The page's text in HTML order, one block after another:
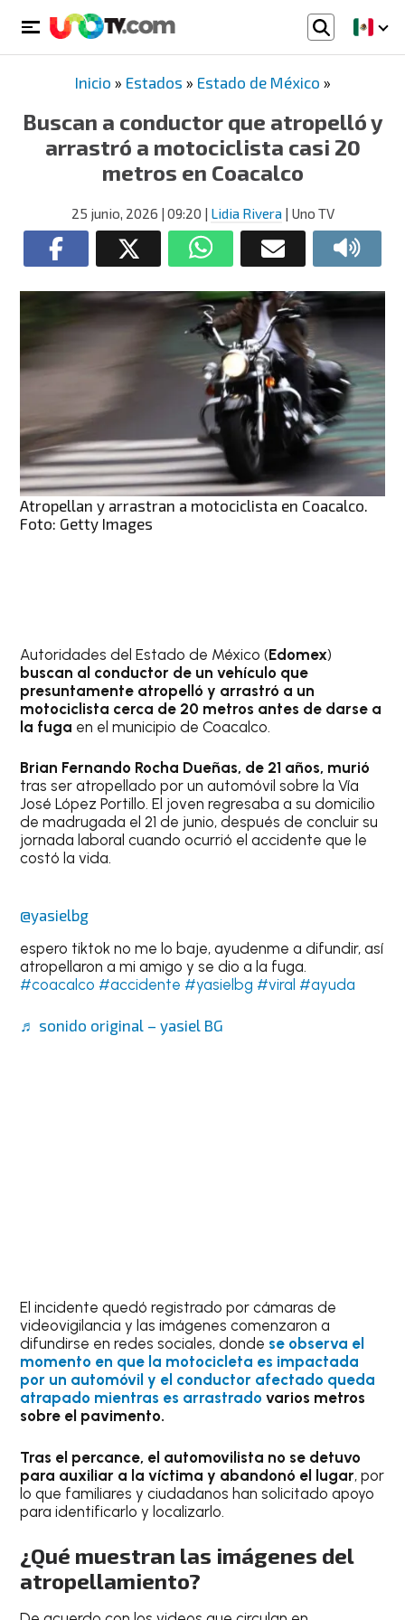
Inicio » Estados » Estado de México »
Buscan a conductor que atropelló y
arrastró a motociclista casi 20
metros en Coacalco
25 junio, 2026 | 09:20 | Lidia Rivera | Uno TV
Atropellan y arrastran a motociclista en Coacalco.
Foto: Getty Images
Autoridades del Estado de México (Edomex)
buscan al conductor de un vehículo que
presuntamente atropelló y arrastró a un
motociclista cerca de 20 metros antes de darse a
la fuga en el municipio de Coacalco.
Brian Fernando Rocha Dueñas, de 21 años, murió
tras ser atropellado por un automóvil sobre la Vía
José López Portillo. El joven regresaba a su domicilio
de madrugada el 21 de junio, después de concluir su
jornada laboral cuando ocurrió el accidente que le
costó la vida.
@yasielbg
espero tiktok no me lo baje, ayudenme a difundir, así
atropellaron a mi amigo y se dio a la fuga.
#coacalco #accidente #yasielbg #viral #ayuda
♬ sonido original – yasiel BG
El incidente quedó registrado por cámaras de
videovigilancia y las imágenes comenzaron a
difundirse en redes sociales, donde se observa el
momento en que la motocicleta es impactada
por un automóvil y el conductor afectado queda
atrapado mientras es arrastradovarios metros
sobre el pavimento.
Tras el percance, el automovilista no se detuvo
para auxiliar a la víctima y abandonó el lugar, por
lo que familiares y ciudadanos han solicitado apoyo
para identificarlo y localizarlo.
¿Qué muestran las imágenes del
atropellamiento?